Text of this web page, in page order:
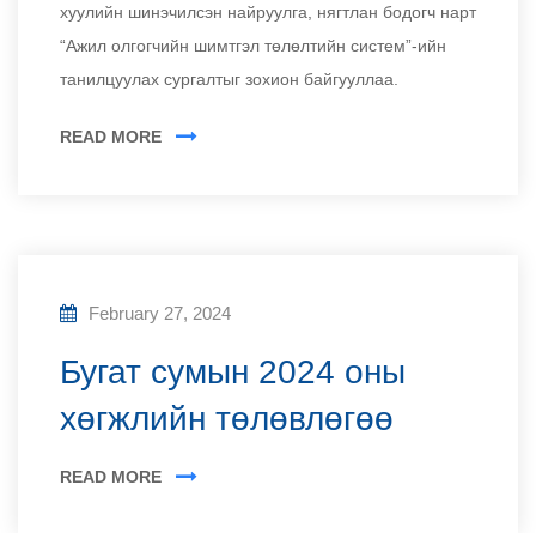
хуулийн шинэчилсэн найруулга, нягтлан бодогч нарт
“Ажил олгогчийн шимтгэл төлөлтийн систем”-ийн
танилцуулах сургалтыг зохион байгууллаа.
READ MORE
February 27, 2024
Бугат сумын 2024 оны
хөгжлийн төлөвлөгөө
READ MORE